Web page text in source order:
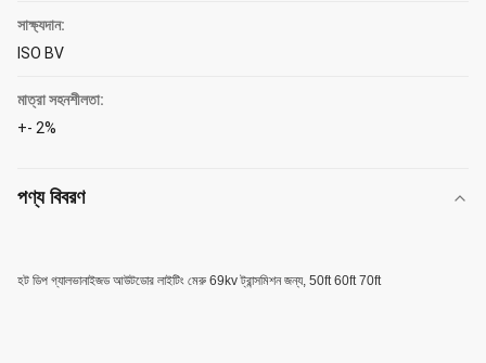
সাক্ষ্যদান:
ISO BV
মাত্রা সহনশীলতা:
+- 2%
পণ্য বিবরণ
হট ডিপ গ্যালভানাইজড আউটডোর লাইটিং মেরু 69kv ট্রান্সমিশন জন্য, 50ft 60ft 70ft